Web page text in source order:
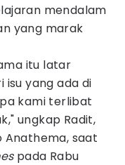
mendalam
yang marak
itu latar
yang ada di
kami terlibat
ungkap Radit,
Anathema, saat
pada Rabu